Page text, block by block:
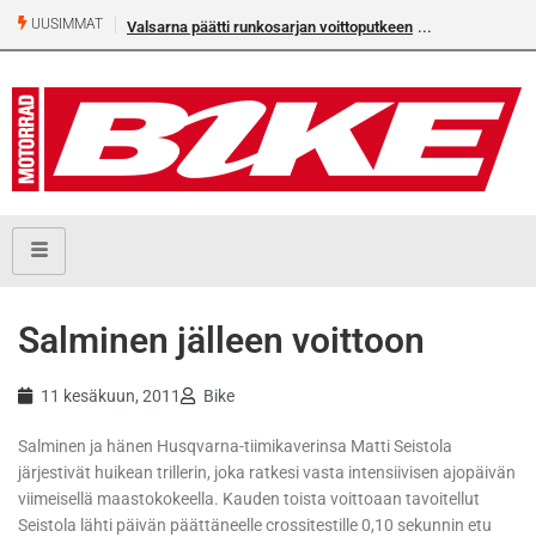
UUSIMMAT Valsarna päätti runkosarjan voittoputkeen
Salminen jälleen voittoon
11 kesäkuun, 2011 Bike
Salminen ja hänen Husqvarna-tiimikaverinsa Matti Seistola
järjestivät huikean trillerin, joka ratkesi vasta intensiivisen ajopäivän
viimeisellä maastokokeella. Kauden toista voittoaan tavoitellut
Seistola lähti päivän päättäneelle crossitestille 0,10 sekunnin etu